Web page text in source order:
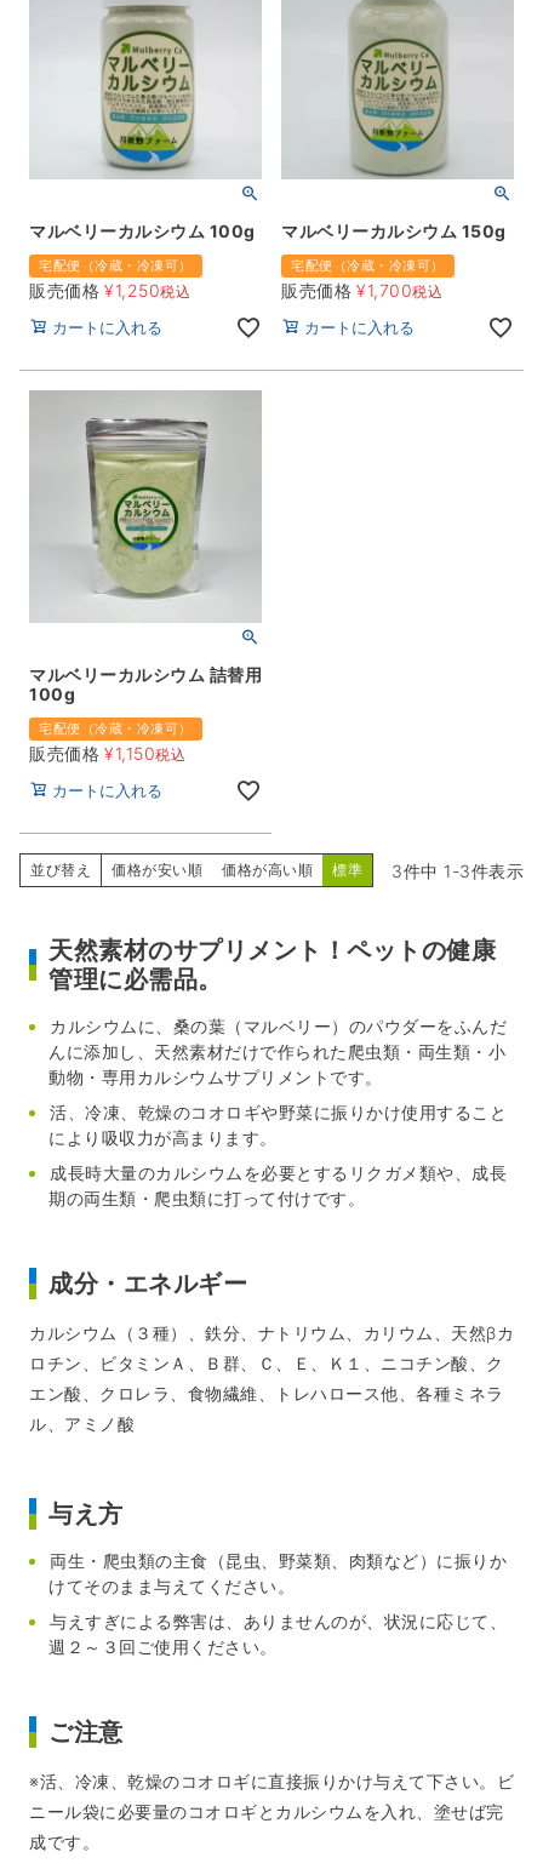
マルベリーカルシウム 100g
宅配便（冷蔵・冷凍可）
販売価格 ¥1,250税込
カートに入れる
マルベリーカルシウム 150g
宅配便（冷蔵・冷凍可）
販売価格 ¥1,700税込
カートに入れる
マルベリーカルシウム 詰替用
100g
宅配便（冷蔵・冷凍可）
販売価格 ¥1,150税込
カートに入れる
並び替え 価格が安い順 価格が高い順 標準 3件中 1-3件表示
天然素材のサプリメント！ペットの健康
管理に必需品。
カルシウムに、桑の葉（マルベリー）のパウダーをふんだ
んに添加し、天然素材だけで作られた爬虫類・両生類・小
動物・専用カルシウムサプリメントです。
活、冷凍、乾燥のコオロギや野菜に振りかけ使用すること
により吸収力が高まります。
成長時大量のカルシウムを必要とするリクガメ類や、成長
期の両生類・爬虫類に打って付けです。
成分・エネルギー
カルシウム（３種）、鉄分、ナトリウム、カリウム、天然βカ
ロチン、ビタミンＡ、Ｂ群、Ｃ、Ｅ、Ｋ１、ニコチン酸、ク
エン酸、クロレラ、食物繊維、トレハロース他、各種ミネラ
ル、アミノ酸
与え方
両生・爬虫類の主食（昆虫、野菜類、肉類など）に振りか
けてそのまま与えてください。
与えすぎによる弊害は、ありませんのが、状況に応じて、
週２～３回ご使用ください。
ご注意
※活、冷凍、乾燥のコオロギに直接振りかけ与えて下さい。ビ
ニール袋に必要量のコオロギとカルシウムを入れ、塗せば完
成です。